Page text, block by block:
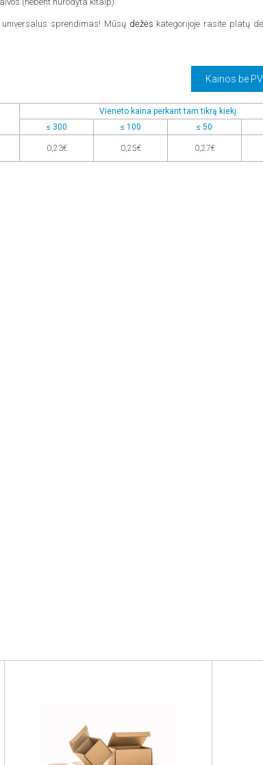
sprendimas! Mūsų dėžės kategorijoje rasite platų
Kainos be
Vieneto kaina perkant tam tikrą kiekį
≤ 300
≤ 100 ≤ 50
0,23€ 0,25€ 0,27€